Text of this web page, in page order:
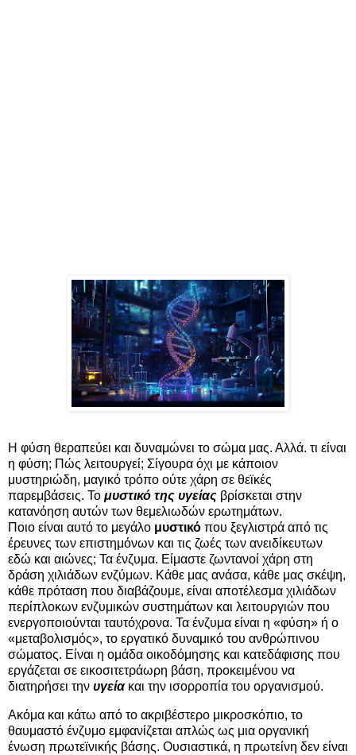
Η φύση θεραπεύει και δυναμώνει το σώμα μας. Αλλά. τι είναι
η φύση; Πώς λειτουργεί; Σίγουρα όχι με κάποιον
μυστηριώδη, μαγικό τρόπο ούτε χάρη σε θεϊκές
παρεμβάσεις. Το μυστικό της υγείας βρίσκεται στην
κατανόηση αυτών των θεμελιωδών ερωτημάτων.
Ποιο είναι αυτό το μεγάλο μυστικό που ξεγλιστρά από τις
έρευνες των επιστημόνων και τις ζωές των ανειδίκευτων
εδώ και αιώνες; Τα ένζυμα. Είμαστε ζωντανοί χάρη στη
δράση χιλιάδων ενζύμων. Κάθε μας ανάσα, κάθε μας σκέψη,
κάθε πρόταση που διαβάζουμε, είναι αποτέλεσμα χιλιάδων
περίπλοκων ενζυμικών συστημάτων και λειτουργιών που
ενεργοποιούνται ταυτόχρονα. Τα ένζυμα είναι η «φύση» ή ο
«μεταβολισμός», το εργατικό δυναμικό του ανθρώπινου
σώματος. Είναι η ομάδα οικοδόμησης και κατεδάφισης που
εργάζεται σε εικοσιτετράωρη βάση, προκειμένου να
διατηρήσει την υγείακαι την ισορροπία του οργανισμού.
Ακόμα και κάτω από το ακριβέστερο μικροσκόπιο, το
θαυμαστό ένζυμο εμφανίζεται απλώς ως μια οργανική
ένωση πρωτεϊνικής βάσης. Ουσιαστικά, η πρωτείνη δεν είναι